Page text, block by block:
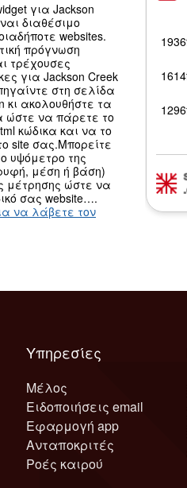
για Jackson
διαθέσιμο
websites.
πρόγνωση
τρέχουσες
για Jackson Creek
στη σελίδα
κι ακολουθήστε τα
να πάρετε το
κώδικα και να το
site σας.Μπορείτε
υψόμετρο της
μέση ή βάση)
μέτρησης ώστε να
σας website….
να λάβετε τον
Υπηρεσίες
Μέλος
Ειδοποιήσεις email
Εφαρμογή app
Ανταποκριτές
Ροές καιρού